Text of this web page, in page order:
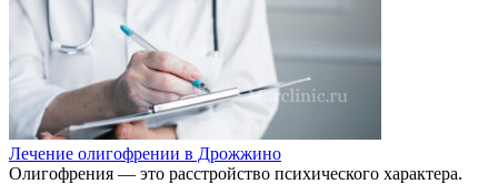
Лечение олигофрении в Дрожжино
Олигофрения — это расстройство психического характера.